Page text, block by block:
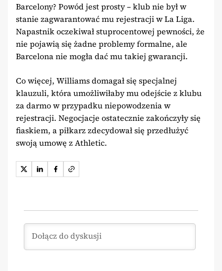
Barcelony? Powód jest prosty – klub nie był w
stanie zagwarantować mu rejestracji w La Liga.
Napastnik oczekiwał stuprocentowej pewności, że
nie pojawią się żadne problemy formalne, ale
Barcelona nie mogła dać mu takiej gwarancji.
Co więcej, Williams domagał się specjalnej
klauzuli, która umożliwiłaby mu odejście z klubu
za darmo w przypadku niepowodzenia w
rejestracji. Negocjacje ostatecznie zakończyły się
fiaskiem, a piłkarz zdecydował się przedłużyć
swoją umowę z Athletic.